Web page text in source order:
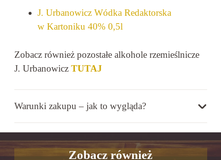
J. Urbanowicz Wódka Redaktorska
w Kartoniku 40% 0,5l
Zobacz również pozostałe alkohole rzemieślnicze
J. Urbanowicz TUTAJ
Warunki zakupu – jak to wygląda?
Zobacz również